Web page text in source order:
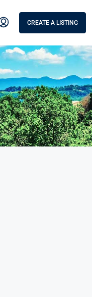
CREATE A LISTING